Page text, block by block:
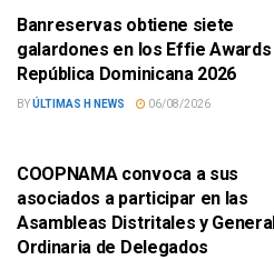
Banreservas obtiene siete
galardones en los Effie Awards
República Dominicana 2026
BYÚLTIMAS H NEWS 06/08/2026
COOPNAMA convoca a sus
asociados a participar en las
Asambleas Distritales y General
Ordinaria de Delegados